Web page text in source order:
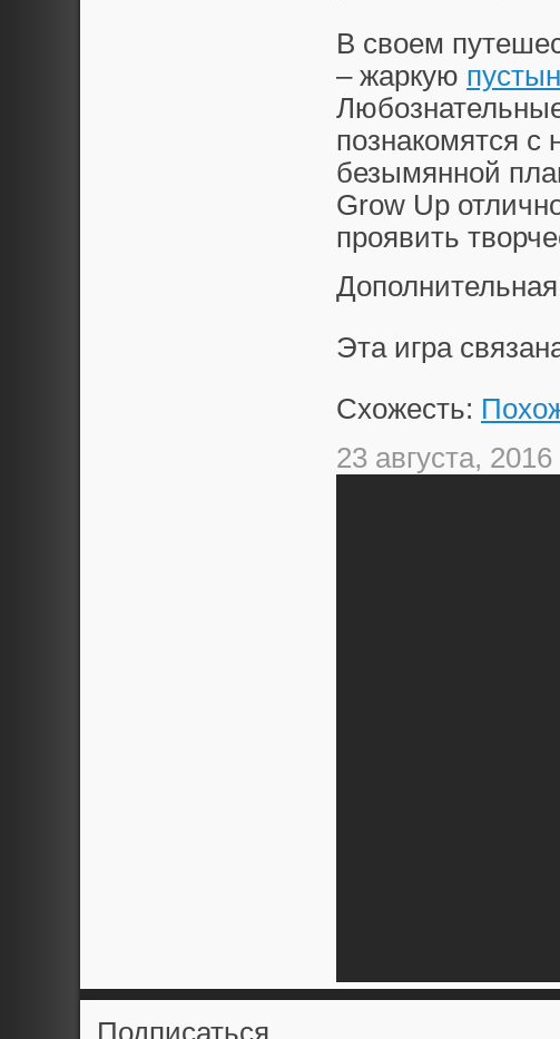
В своем
– жаркую
познакомятся
безымянной
Grow Up
проявить
Эта игра
Схожесть:
23 августа, 2016
Подписаться